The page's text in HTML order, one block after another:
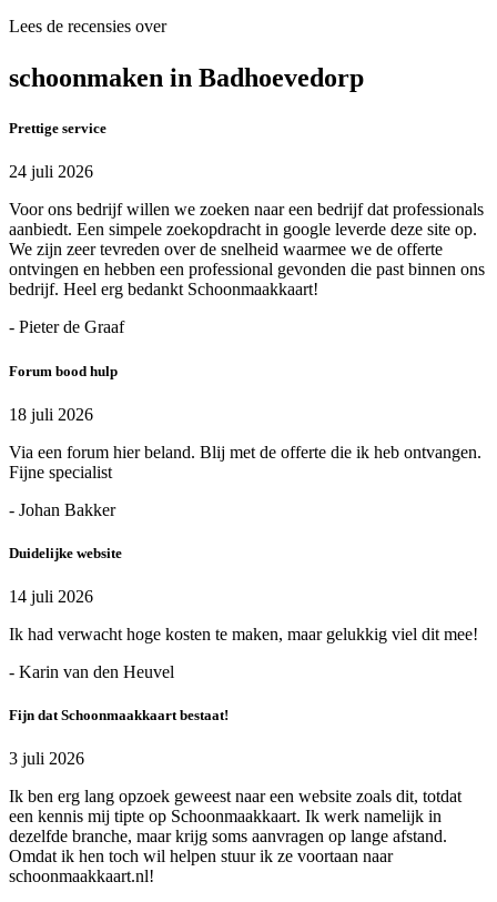
Lees de recensies over
schoonmaken in Badhoevedorp
Prettige service
24 juli 2026
Voor ons bedrijf willen we zoeken naar een bedrijf dat professionals
aanbiedt. Een simpele zoekopdracht in google leverde deze site op.
We zijn zeer tevreden over de snelheid waarmee we de offerte
ontvingen en hebben een professional gevonden die past binnen ons
bedrijf. Heel erg bedankt Schoonmaakkaart!
- Pieter de Graaf
Forum bood hulp
18 juli 2026
Via een forum hier beland. Blij met de offerte die ik heb ontvangen.
Fijne specialist
- Johan Bakker
Duidelijke website
14 juli 2026
Ik had verwacht hoge kosten te maken, maar gelukkig viel dit mee!
- Karin van den Heuvel
Fijn dat Schoonmaakkaart bestaat!
3 juli 2026
Ik ben erg lang opzoek geweest naar een website zoals dit, totdat
een kennis mij tipte op Schoonmaakkaart. Ik werk namelijk in
dezelfde branche, maar krijg soms aanvragen op lange afstand.
Omdat ik hen toch wil helpen stuur ik ze voortaan naar
schoonmaakkaart.nl!